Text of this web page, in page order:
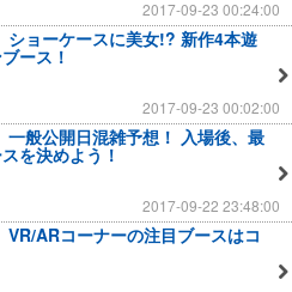
2017-09-23 00:24:00
ショーケースに美女!? 新作4本遊
ース！
2017-09-23 00:02:00
一般公開日混雑予想！ 入場後、最
を決めよう！
2017-09-22 23:48:00
VR/ARコーナーの注目ブースはコ